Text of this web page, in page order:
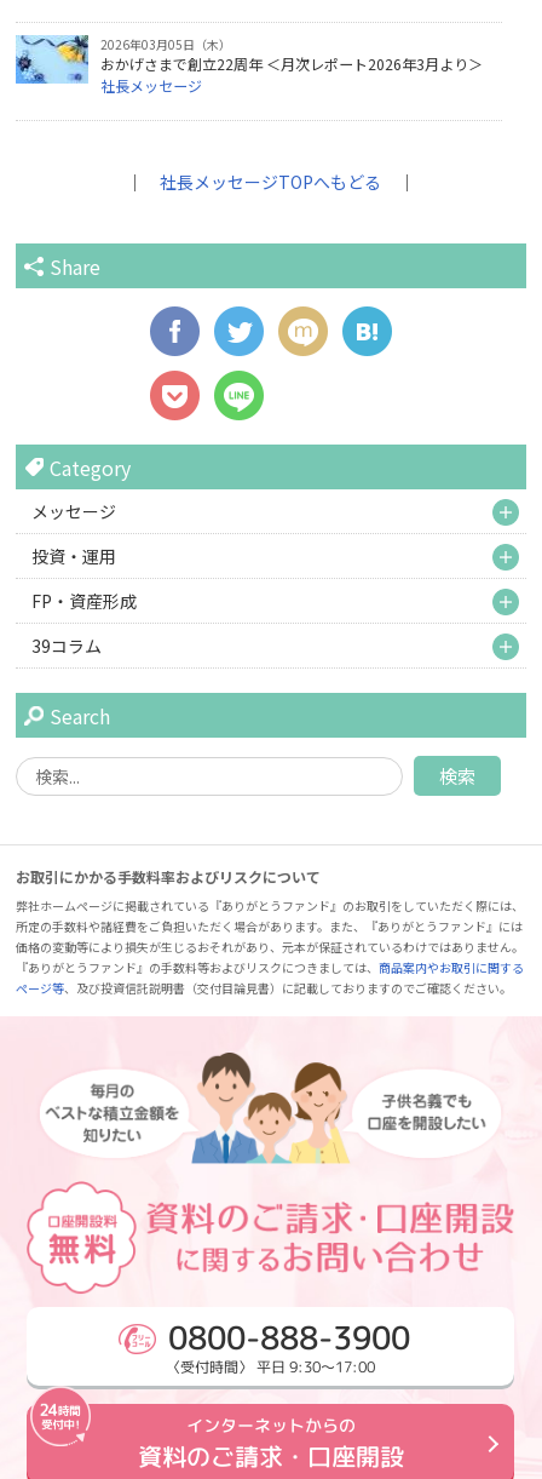
2026年03月05日（木）
おかげさまで創立22周年 ＜月次レポート2026年3月より＞
社長メッセージ
｜社長メッセージTOPへもどる ｜
Share
Category
メッセージ
投資・運用
FP・資産形成
39コラム
Search
お取引にかかる手数料率およびリスクについて
弊社ホームページに掲載されている『ありがとうファンド』のお取引をしていただく際には、
所定の手数料や諸経費をご負担いただく場合があります。また、『ありがとうファンド』には
価格の変動等により損失が生じるおそれがあり、元本が保証されているわけではありません。
『ありがとうファンド』の手数料等およびリスクにつきましては、商品案内やお取引に関する
ページ等、及び投資信託説明書（交付目論見書）に記載しておりますのでご確認ください。
0800-888-3900
〈受付時間〉 平日 9:30～17:00
インターネットからの
資料のご請求・口座開設